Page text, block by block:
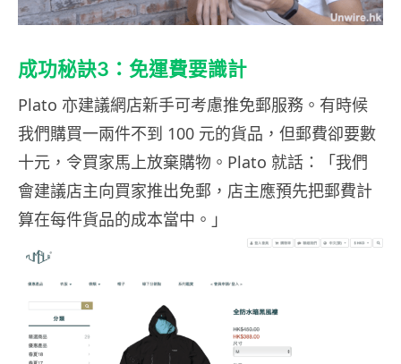
成功秘訣3：免運費要識計
Plato 亦建議網店新手可考慮推免郵服務。有時候
我們購買一兩件不到 100 元的貨品，但郵費卻要數
十元，令買家馬上放棄購物。Plato 就話：「我們
會建議店主向買家推出免郵，店主應預先把郵費計
算在每件貨品的成本當中。」